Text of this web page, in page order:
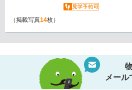
（掲載写真14枚）
メール